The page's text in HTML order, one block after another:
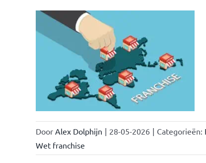
Door Alex Dolphijn | 28-05-2026 | Categorieën:
Wet franchise